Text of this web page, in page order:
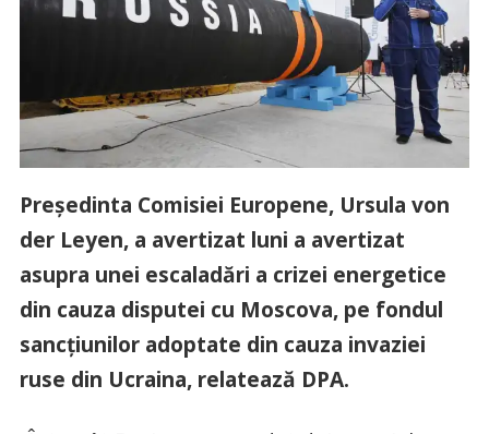
Preşedinta Comisiei Europene, Ursula von
der Leyen, a avertizat luni a avertizat
asupra unei escaladări a crizei energetice
din cauza disputei cu Moscova, pe fondul
sancţiunilor adoptate din cauza invaziei
ruse din Ucraina, relatează DPA.